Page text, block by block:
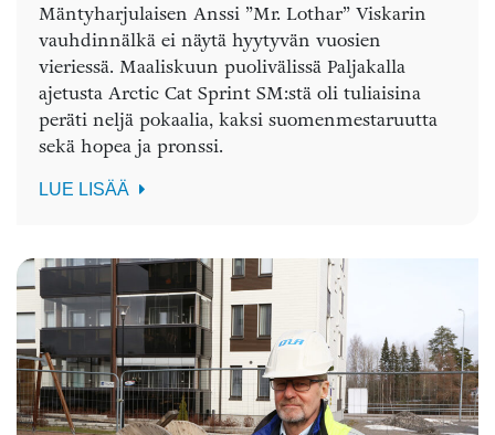
Mäntyharjulaisen Anssi ”Mr. Lothar” Viskarin
vauhdinnälkä ei näytä hyytyvän vuosien
vieriessä. Maaliskuun puolivälissä Paljakalla
ajetusta Arctic Cat Sprint SM:stä oli tuliaisina
peräti neljä pokaalia, kaksi suomenmestaruutta
sekä hopea ja pronssi.
LUE LISÄÄ